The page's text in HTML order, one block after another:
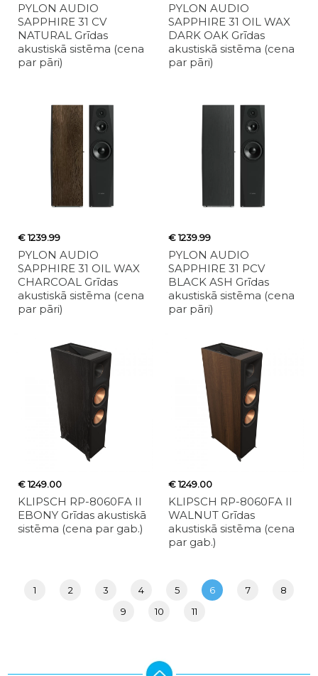
PYLON AUDIO
SAPPHIRE 31 CV
NATURAL Grīdas
akustiskā sistēma (cena
par pāri)
PYLON AUDIO
SAPPHIRE 31 OIL WAX
DARK OAK Grīdas
akustiskā sistēma (cena
par pāri)
€ 1239.99
PYLON AUDIO
SAPPHIRE 31 OIL WAX
CHARCOAL Grīdas
akustiskā sistēma (cena
par pāri)
€ 1239.99
PYLON AUDIO
SAPPHIRE 31 PCV
BLACK ASH Grīdas
akustiskā sistēma (cena
par pāri)
€ 1249.00
KLIPSCH RP-8060FA II
EBONY Grīdas akustiskā
sistēma (cena par gab.)
€ 1249.00
KLIPSCH RP-8060FA II
WALNUT Grīdas
akustiskā sistēma (cena
par gab.)
1 2 3 4 5 6 7
8
9
10 11